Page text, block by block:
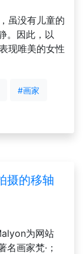
虽没有儿童的
。因此，以
现唯美的女性
#画家
摄的移轴
为网站
画家梵·；